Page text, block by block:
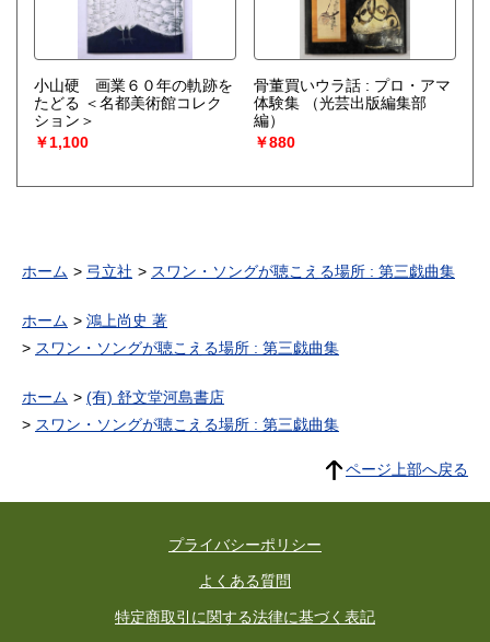
小山硬 画業６０年の軌跡を
たどる ＜名都美術館コレク
ション＞
￥1,100
骨董買いウラ話 : プロ・アマ
体験集
（光芸出版編集部
編）
￥880
ホーム 弓立社 スワン・ソングが聴こえる場所 : 第三戯曲集
ホーム
鴻上尚史 著
スワン・ソングが聴こえる場所 : 第三戯曲集
ホーム
(有) 舒文堂河島書店
スワン・ソングが聴こえる場所 : 第三戯曲集
ページ上部へ戻る
プライバシーポリシー
よくある質問
特定商取引に関する法律に基づく表記